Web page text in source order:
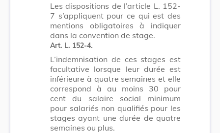
Les dispositions de l’article L. 152-
7 s’appliquent pour ce qui est des
mentions obligatoires à indiquer
dans la convention de stage.
Art. L. 152-4.
L’indemnisation de ces stages est
facultative lorsque leur durée est
inférieure à quatre semaines et elle
correspond à au moins 30 pour
cent du salaire social minimum
pour salariés non qualifiés pour les
stages ayant une durée de quatre
semaines ou plus.